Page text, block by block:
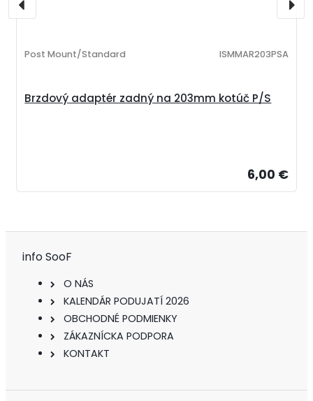
Brzdový adaptér zadný na 203mm kotúč P/S
Post Mount/Standard ISMMAR203PSA
6,00 €
info SooF
O NÁS
KALENDÁR PODUJATÍ 2026
OBCHODNÉ PODMIENKY
ZÁKAZNÍCKA PODPORA
KONTAKT